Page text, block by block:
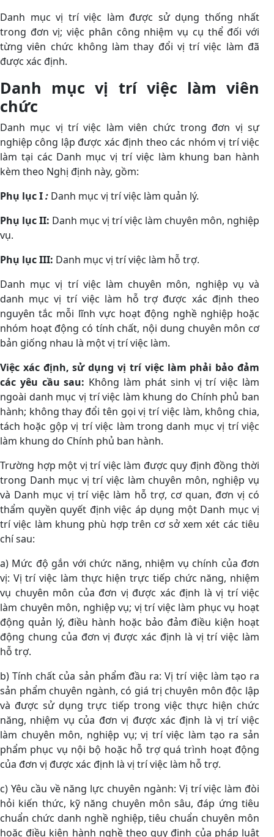
Danh mục vị trí việc làm được sử dụng thống nhất
trong đơn vị; việc phân công nhiệm vụ cụ thể đối với
từng viên chức không làm thay đổi vị trí việc làm đã
được xác định.
Danh mục vị trí việc làm viên
chức
Danh mục vị trí việc làm viên chức trong đơn vị sự
nghiệp công lập được xác định theo các nhóm vị trí việc
làm tại các Danh mục vị trí việc làm khung ban hành
kèm theo Nghị định này, gồm:
Phụ lục I: Danh mục vị trí việc làm quản lý.
Phụ lục II: Danh mục vị trí việc làm chuyên môn, nghiệp
vụ.
Phụ lục III: Danh mục vị trí việc làm hỗ trợ.
Danh mục vị trí việc làm chuyên môn, nghiệp vụ và
danh mục vị trí việc làm hỗ trợ được xác định theo
nguyên tắc mỗi lĩnh vực hoạt động nghề nghiệp hoặc
nhóm hoạt động có tính chất, nội dung chuyên môn cơ
bản giống nhau là một vị trí việc làm.
Việc xác định, sử dụng vị trí việc làm phải bảo đảm
các yêu cầu sau: Không làm phát sinh vị trí việc làm
ngoài danh mục vị trí việc làm khung do Chính phủ ban
hành; không thay đổi tên gọi vị trí việc làm, không chia,
tách hoặc gộp vị trí việc làm trong danh mục vị trí việc
làm khung do Chính phủ ban hành.
Trường hợp một vị trí việc làm được quy định đồng thời
trong Danh mục vị trí việc làm chuyên môn, nghiệp vụ
và Danh mục vị trí việc làm hỗ trợ, cơ quan, đơn vị có
thẩm quyền quyết định việc áp dụng một Danh mục vị
trí việc làm khung phù hợp trên cơ sở xem xét các tiêu
chí sau:
a) Mức độ gắn với chức năng, nhiệm vụ chính của đơn
vị: Vị trí việc làm thực hiện trực tiếp chức năng, nhiệm
vụ chuyên môn của đơn vị được xác định là vị trí việc
làm chuyên môn, nghiệp vụ; vị trí việc làm phục vụ hoạt
động quản lý, điều hành hoặc bảo đảm điều kiện hoạt
động chung của đơn vị được xác định là vị trí việc làm
hỗ trợ.
b) Tính chất của sản phẩm đầu ra: Vị trí việc làm tạo ra
sản phẩm chuyên ngành, có giá trị chuyên môn độc lập
và được sử dụng trực tiếp trong việc thực hiện chức
năng, nhiệm vụ của đơn vị được xác định là vị trí việc
làm chuyên môn, nghiệp vụ; vị trí việc làm tạo ra sản
phẩm phục vụ nội bộ hoặc hỗ trợ quá trình hoạt động
của đơn vị được xác định là vị trí việc làm hỗ trợ.
c) Yêu cầu về năng lực chuyên ngành: Vị trí việc làm đòi
hỏi kiến thức, kỹ năng chuyên môn sâu, đáp ứng tiêu
chuẩn chức danh nghề nghiệp, tiêu chuẩn chuyên môn
hoặc điều kiện hành nghề theo quy định của pháp luật